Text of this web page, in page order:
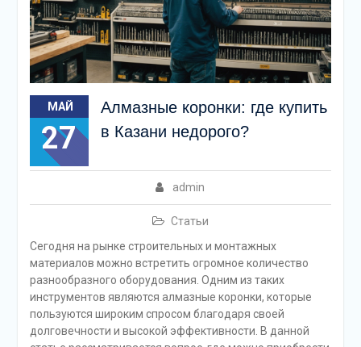
МАЙ
27
Алмазные коронки: где купить
в Казани недорого?
admin
Статьи
Сегодня на рынке строительных и монтажных
материалов можно встретить огромное количество
разнообразного оборудования. Одним из таких
инструментов являются алмазные коронки, которые
пользуются широким спросом благодаря своей
долговечности и высокой эффективности. В данной